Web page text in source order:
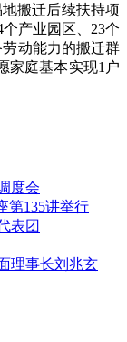
搬迁后续扶持项
产业园区、23个
动能力的搬迁群
家庭基本实现1户
度会
第135讲举行
表团
理事长刘兆玄